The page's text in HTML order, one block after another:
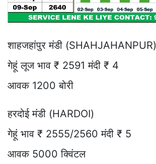
शाहजहांपुर मंडी (SHAHJAHANPUR)
गेहूं लूज भाव ₹ 2591 मंदी ₹ 4
आवक 1200 बोरी
हरदोई मंडी (HARDOI)
गेहूं भाव ₹ 2555/2560 मंदी ₹ 5
आवक 5000 क्विंटल